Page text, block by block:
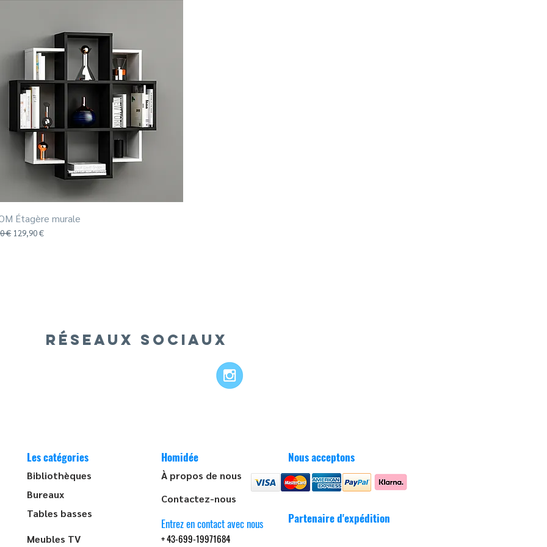
Aperçu rapide
Étagère murale
€ Prix promotionnel
129,90 €
RÉSEAUX SOCIAUX
Les catégories
Bibliothèques
Bureaux
Tables basses
Meubles TV
Homidée
À propos de nous
Nous acceptons
Contactez-nous
Entrez en contact avec nous
+ 43-699-19971684
Partenaire d'expédition